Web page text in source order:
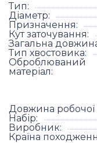
Тип:
Діаметр:
Призначення:
Кут заточування:
Загальна
Тип хвостовика:
Оброблюваний
матеріал:
Довжина робочої
Набір:
Виробник:
Країна